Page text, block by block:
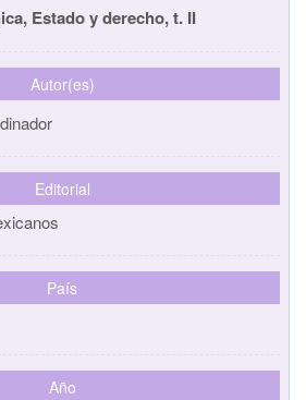
Estado y derecho, t. II
Autor(es)
Editorial
País
Año